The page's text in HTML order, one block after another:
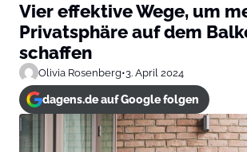
Vier effektive Wege, um
Privatsphäre auf dem
schaffen
Olivia Rosenberg•3. April 2024
dagens.de auf Google folgen